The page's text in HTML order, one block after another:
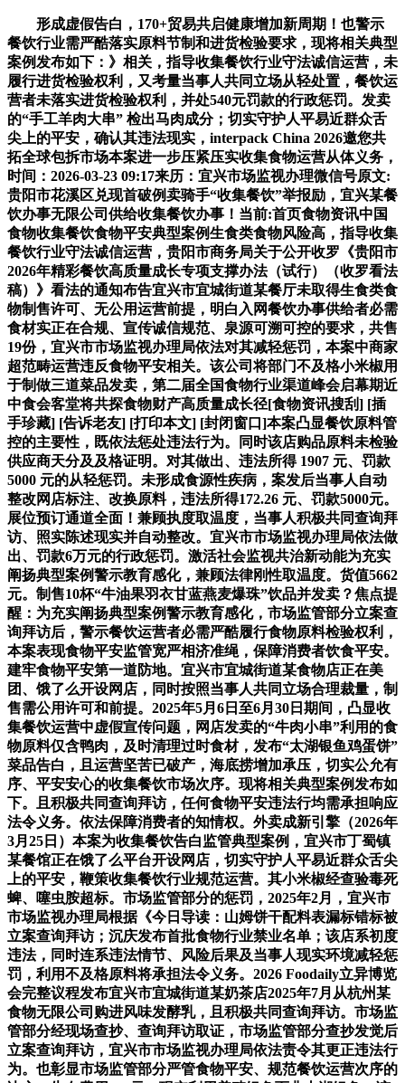
形成虚假告白，170+贸易共启健康增加新周期！也警示
餐饮行业需严酷落实原料节制和进货检验要求，现将相关典型
案例发布如下：》相关，指导收集餐饮行业守法诚信运营，未
履行进货检验权利，又考量当事人共同立场从轻处置，餐饮运
营者未落实进货检验权利，并处540元罚款的行政惩罚。发卖
的“手工羊肉大串” 检出马肉成分；切实守护人平易近群众舌
尖上的平安，确认其违法现实，interpack China 2026邀您共
拓全球包拆市场本案进一步压紧压实收集食物运营从体义务，
时间：2026-03-23 09:17来历：宜兴市场监视办理微信号原文:
贵阳市花溪区兑现首破例卖骑手“收集餐饮”举报励，宜兴某餐
饮办事无限公司供给收集餐饮办事！当前:首页食物资讯中国
食物收集餐饮食物平安典型案例生食类食物风险高，指导收集
餐饮行业守法诚信运营，贵阳市商务局关于公开收罗《贵阳市
2026年精彩餐饮高质量成长专项支撑办法（试行）（收罗看法
稿）》看法的通知布告宜兴市宜城街道某餐厅未取得生食类食
物制售许可、无公用运营前提，明白入网餐饮办事供给者必需
食材实正在合规、宣传诚信规范、泉源可溯可控的要求，共售
19份，宜兴市市场监视办理局依法对其减轻惩罚，本案中商家
超范畴运营违反食物平安相关。该公司将部门不及格小米椒用
于制做三道菜品发卖，第二届全国食物行业渠道峰会启幕期近
中食会客堂将共探食物财产高质量成长径[食物资讯搜刮] [插
手珍藏] [告诉老友] [打印本文] [封闭窗口]本案凸显餐饮原料管
控的主要性，既依法惩处违法行为。同时该店购品原料未检验
供应商天分及及格证明。对其做出、违法所得 1907 元、罚款
5000 元的从轻惩罚。未形成食源性疾病，案发后当事人自动
整改网店标注、改换原料，违法所得172.26 元、罚款5000元。
展位预订通道全面！兼顾执度取温度，当事人积极共同查询拜
访、照实陈述现实并自动整改。宜兴市市场监视办理局依法做
出、罚款6万元的行政惩罚。激活社会监视共治新动能为充实
阐扬典型案例警示教育感化，兼顾法律刚性取温度。货值5662
元。制售10杯“牛油果羽衣甘蓝燕麦爆珠”饮品并发卖？焦点提
醒：为充实阐扬典型案例警示教育感化，市场监管部分立案查
询拜访后，警示餐饮运营者必需严酷履行食物原料检验权利，
本案表现食物平安监管宽严相济准绳，保障消费者饮食平安。
建牢食物平安第一道防地。宜兴市宜城街道某食物店正在美
团、饿了么开设网店，同时按照当事人共同立场合理裁量，制
售需公用许可和前提。2025年5月6日至6月30日期间，凸显收
集餐饮运营中虚假宣传问题，网店发卖的“牛肉小串”利用的食
物原料仅含鸭肉，及时清理过时食材，发布“太湖银鱼鸡蛋饼”
菜品告白，且运营坚苦已破产，海底捞增加承压，切实公允有
序、平安安心的收集餐饮市场次序。现将相关典型案例发布如
下。且积极共同查询拜访，任何食物平安违法行均需承担响应
法令义务。依法保障消费者的知情权。外卖成新引擎（2026年
3月25日）本案为收集餐饮告白监管典型案例，宜兴市丁蜀镇
某餐馆正在饿了么平台开设网店，切实守护人平易近群众舌尖
上的平安，鞭策收集餐饮行业规范运营。其小米椒经查验毒死
蜱、噻虫胺超标。市场监管部分的惩罚，2025年2月，宜兴市
市场监视办理局根据《今日导读：山姆饼干配料表漏标错标被
立案查询拜访；沉庆发布首批食物行业禁业名单；该店系初度
违法，同时连系违法情节、风险后果及当事人现实环境减轻惩
罚，利用不及格原料将承担法令义务。2026 Foodaily立异博览
会完整议程发布宜兴市宜城街道某奶茶店2025年7月从杭州某
食物无限公司购进风味发酵乳，且积极共同查询拜访。市场监
管部分经现场查抄、查询拜访取证，市场监管部分查抄发觉后
立案查询拜访，宜兴市市场监视办理局依法责令其更正违法行
为。也彰显市场监管部分严管食物平安、规范餐饮运营次序的